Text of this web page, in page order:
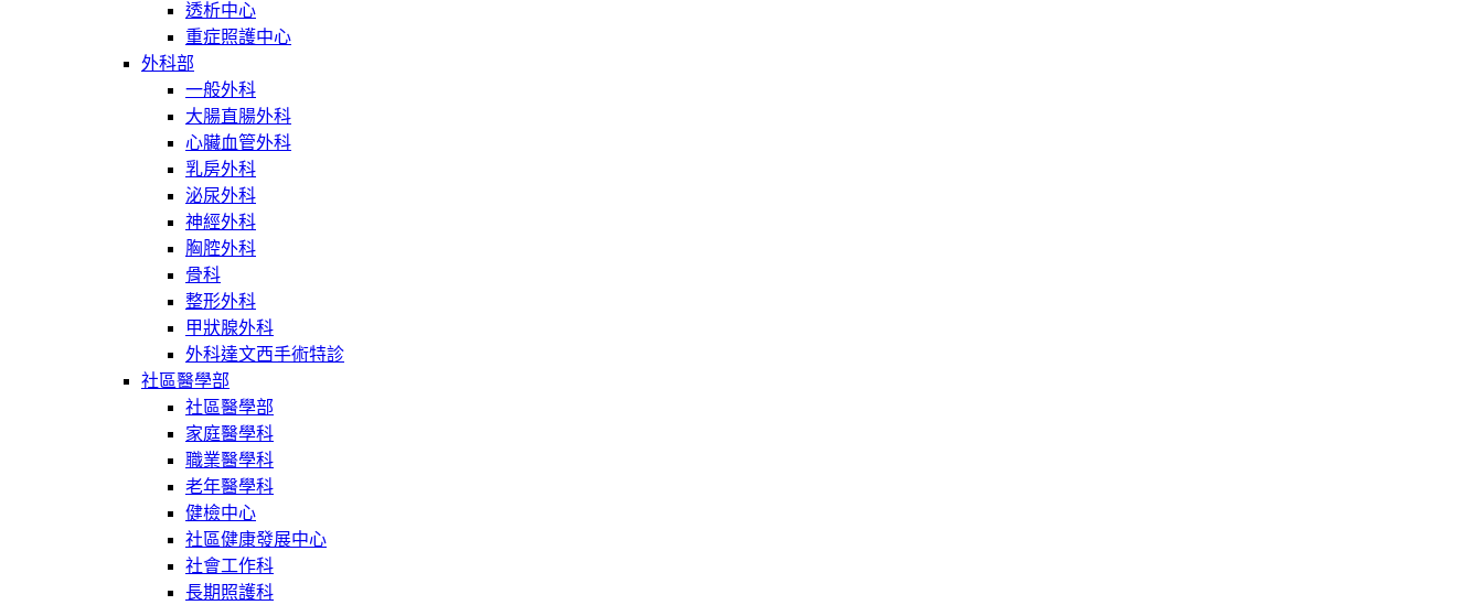
透析中心
重症照護中心
外科部
一般外科
大腸直腸外科
心臟血管外科
乳房外科
泌尿外科
神經外科
胸腔外科
骨科
整形外科
甲狀腺外科
外科達文西手術特診
社區醫學部
社區醫學部
家庭醫學科
職業醫學科
老年醫學科
健檢中心
社區健康發展中心
社會工作科
長期照護科